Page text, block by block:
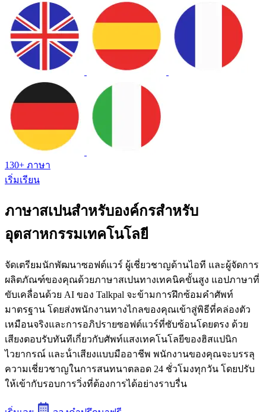
130+ ภาษา
เริ่มเรียน
ภาษาสเปนสําหรับองค์กรสําหรับ
อุตสาหกรรมเทคโนโลยี
จัดเตรียมนักพัฒนาซอฟต์แวร์ ผู้เชี่ยวชาญด้านไอที และผู้จัดการ
ผลิตภัณฑ์ของคุณด้วยภาษาสเปนทางเทคนิคขั้นสูง แอปภาษาที่
ขับเคลื่อนด้วย AI ของ Talkpal จะข้ามการฝึกซ้อมคําศัพท์
มาตรฐาน โดยส่งพนักงานทางไกลของคุณเข้าสู่พิธีที่คล่องตัว
เหมือนจริงและการอภิปรายซอฟต์แวร์ที่ซับซ้อนโดยตรง ด้วย
เสียงตอบรับทันทีเกี่ยวกับศัพท์แสงเทคโนโลยีของฮิสแปนิก
ไวยากรณ์ และน้ําเสียงแบบมืออาชีพ พนักงานของคุณจะบรรลุ
ความเชี่ยวชาญในการสนทนาตลอด 24 ชั่วโมงทุกวัน โดยปรับ
ให้เข้ากับรอบการวิ่งที่ต้องการได้อย่างราบรื่น